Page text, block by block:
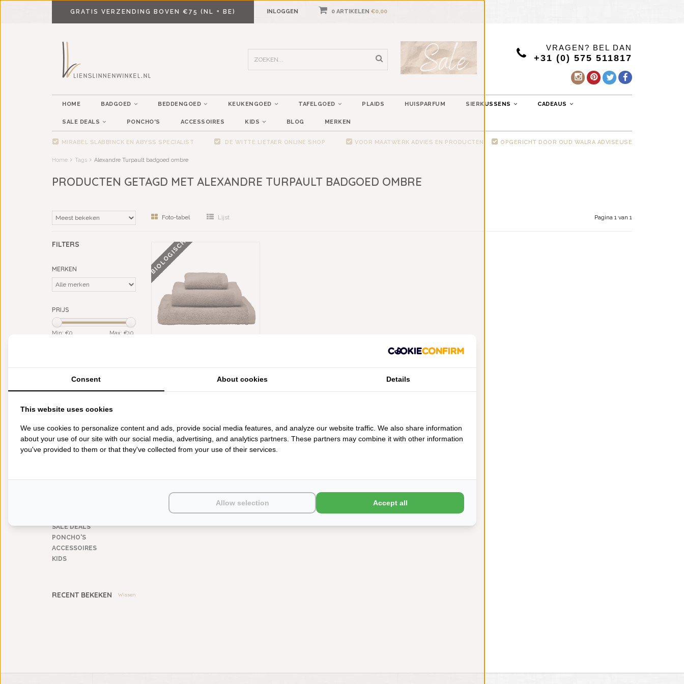
GRATIS VERZENDING BOVEN €75 (NL + BE) INLOGGEN 0 ARTIKELEN €0,00
VRAGEN? BEL DAN
+31 (0) 575 511817
HOME BADGOED BEDDENGOED KEUKENGOED TAFELGOED PLAIDS HUISPARFUM SIERKUSSENS CADEAUS
SALE DEALS PONCHO'S ACCESSOIRES KIDS BLOG MERKEN
MIRABEL SLABBINCK EN ABYSS SPECIALIST DE WITTE LIETAER ONLINE SHOP VOOR MAATWERK ADVIES EN PRODUCTEN OPGERICHT DOOR OUD WALRA ADVISEUSE
Home Tags Alexandre Turpault badgoed ombre
PRODUCTEN GETAGD MET ALEXANDRE TURPAULT BADGOED OMBRE
Foto-tabel Lijst Pagina 1 van 1
FILTERS
MERKEN
PRIJS
Min: €0 Max: €10
taupe(1)
CATEGORIEËN
BADGOED
BEDDENGOED
SALE DEALS
PONCHO'S
ACCESSOIRES
KIDS
RECENT BEKEKEN Wissen
BIOLOGISCH
BIOLOGISCH BADGOED OMBRE /
Consent About cookies Details
This website uses cookies
We use cookies to personalize content and ads, provide social media features, and analyze our website traffic. We also share information
about your use of our site with our social media, advertising, and analytics partners. These partners may combine it with other information
you've provided to them or that they've collected from your use of their services.
Allow selection Accept all